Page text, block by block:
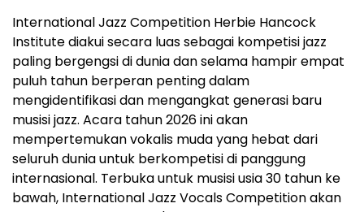
International Jazz Competition Herbie Hancock
Institute diakui secara luas sebagai kompetisi jazz
paling bergengsi di dunia dan selama hampir empat
puluh tahun berperan penting dalam
mengidentifikasi dan mengangkat generasi baru
musisi jazz. Acara tahun 2026 ini akan
mempertemukan vokalis muda yang hebat dari
seluruh dunia untuk berkompetisi di panggung
internasional. Terbuka untuk musisi usia 30 tahun ke
bawah, International Jazz Vocals Competition akan